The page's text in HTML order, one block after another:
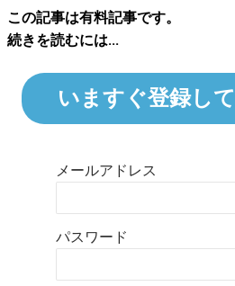
この記事は有料記事です。
続きを読むには...
いますぐ登録し
メールアドレス
パスワード